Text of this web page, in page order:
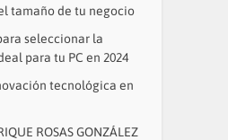
tamaño de tu negocio
seleccionar la
para tu PC en 2024
tecnológica en
ROSAS GONZÁLEZ